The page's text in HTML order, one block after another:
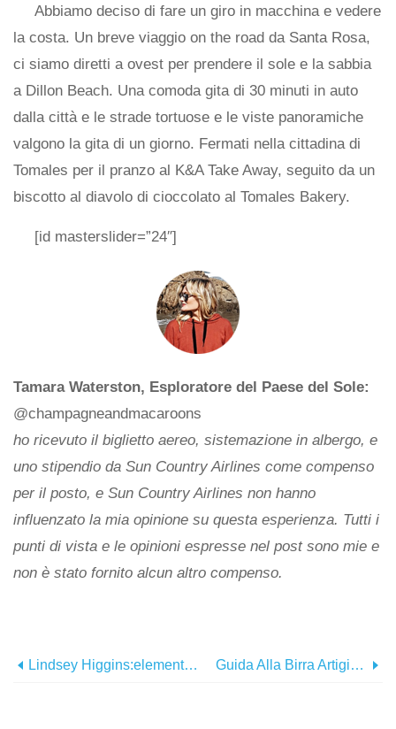
Abbiamo deciso di fare un giro in macchina e vedere
la costa. Un breve viaggio on the road da Santa Rosa,
ci siamo diretti a ovest per prendere il sole e la sabbia
a Dillon Beach. Una comoda gita di 30 minuti in auto
dalla città e le strade tortuose e le viste panoramiche
valgono la gita di un giorno. Fermati nella cittadina di
Tomales per il pranzo al K&A Take Away, seguito da un
biscotto al diavolo di cioccolato al Tomales Bakery.
[id masterslider=”24″]
Tamara Waterston, Esploratore del Paese del Sole:
@champagneandmacaroons
ho ricevuto il biglietto aereo, sistemazione in albergo, e
uno stipendio da Sun Country Airlines come compenso
per il posto, e Sun Country Airlines non hanno
influenzato la mia opinione su questa esperienza. Tutti i
punti di vista e le opinioni espresse nel post sono mie e
non è stato fornito alcun altro compenso.
Lindsey Higgins:elementi Essenziali Per L'imballaggio, Una Guida Per Austin, TX Guida Alla Birra Artigianale:Austin, TX, Edizione